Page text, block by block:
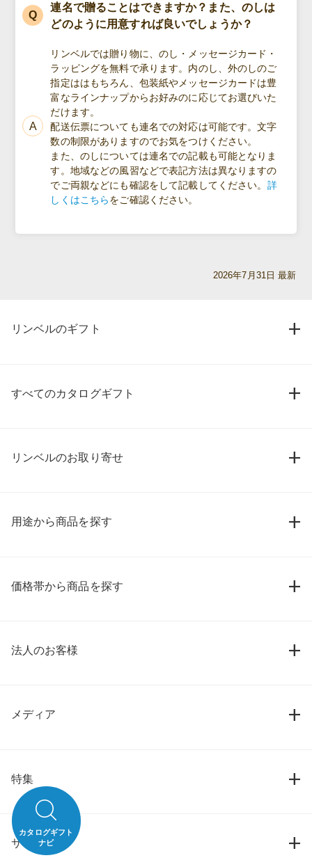
連名で贈ることはできますか？また、のしは
どのように用意すれば良いでしょうか？
リンベルでは贈り物に、のし・メッセージカード・
ラッピングを無料で承ります。内のし、外のしのご
指定ははもちろん、包装紙やメッセージカードは豊
富なラインナップからお好みのに応じてお選びいた
だけます。
配送伝票についても連名での対応は可能です。文字
数の制限がありますのでお気をつけください。
また、のしについては連名での記載も可能となりま
す。地域などの風習などで表記方法は異なりますの
でご両親などにも確認をして記載してください。 詳
しくはこちらをご確認ください。
2026年7月31日 最新
リンベルのギフト
すべてのカタログギフト
リンベルのお取り寄せ
用途から商品を探す
価格帯から商品を探す
法人のお客様
メディア
特集
サービス
カタログギフト
ナビ